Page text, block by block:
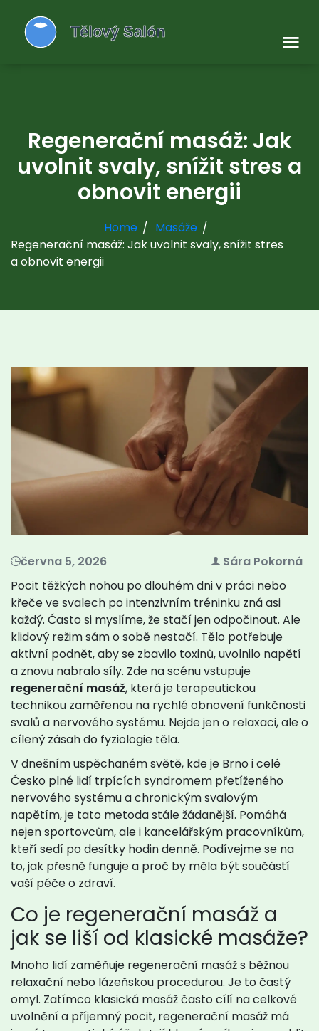
Regenerační masáž: Jak
uvolnit svaly, snížit stres a
obnovit energii
Home
Masáže
Regenerační masáž: Jak uvolnit svaly, snížit stres
a obnovit energii
června 5, 2026
Sára Pokorná
Pocit těžkých nohou po dlouhém dni v práci nebo
křeče ve svalech po intenzivním tréninku zná asi
každý. Často si myslíme, že stačí jen odpočinout. Ale
klidový režim sám o sobě nestačí. Tělo potřebuje
aktivní podnět, aby se zbavilo toxinů, uvolnilo napětí
a znovu nabralo síly. Zde na scénu vstupuje
regenerační masáž, která je terapeutickou
technikou zaměřenou na rychlé obnovení funkčnosti
svalů a nervového systému. Nejde jen o relaxaci, ale o
cílený zásah do fyziologie těla.
V dnešním uspěchaném světě, kde je Brno i celé
Česko plné lidí trpících syndromem přetíženého
nervového systému a chronickým svalovým
napětím, je tato metoda stále žádanější. Pomáhá
nejen sportovcům, ale i kancelářským pracovníkům,
kteří sedí po desítky hodin denně. Podívejme se na
to, jak přesně funguje a proč by měla být součástí
vaší péče o zdraví.
Co je regenerační masáž a
jak se liší od klasické masáže?
Mnoho lidí zaměňuje regenerační masáž s běžnou
relaxační nebo lázeňskou procedurou. Je to častý
omyl. Zatímco klasická masáž často cílí na celkové
uvolnění a příjemný pocit, regenerační masáž má